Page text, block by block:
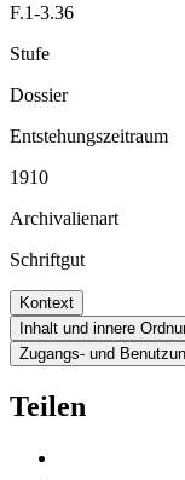
F.1-3.36
Stufe
Dossier
Entstehungszeitraum
1910
Archivalienart
Schriftgut
Kontext
Inhalt und innere
Zugangs- und
Teilen